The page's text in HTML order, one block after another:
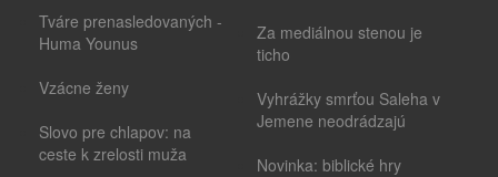
Tváre prenasledovaných -
Huma Younus
Vzácne ženy
Slovo pre chlapov: na
ceste k zrelosti muža
Za mediálnou stenou je
ticho
Vyhrážky smrťou Saleha v
Jemene neodrádzajú
Novinka: biblické hry